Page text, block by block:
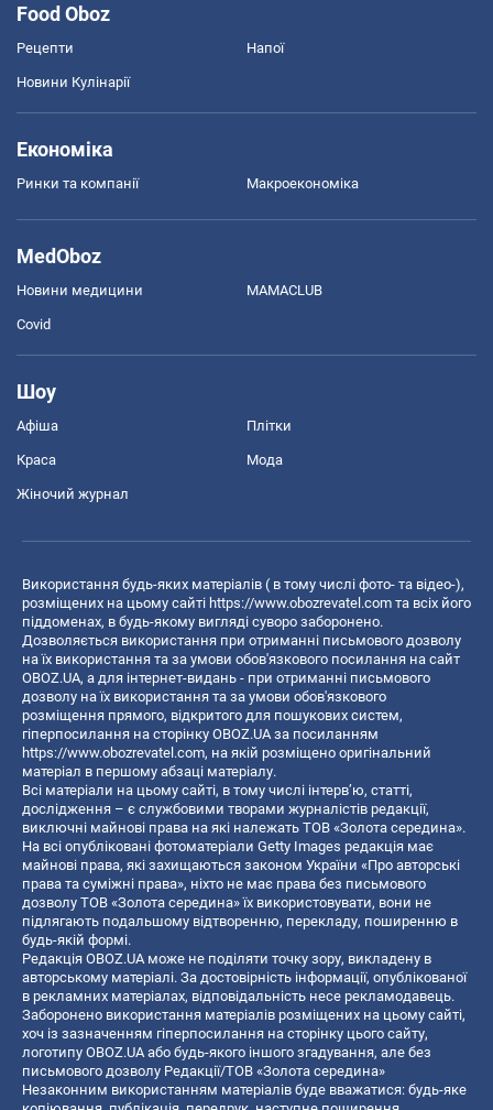
Food Oboz
Рецепти Напої
Новини Кулінарії
Економіка
Ринки та компанії Макроекономіка
MedOboz
Новини медицини MAMACLUB
Covid
Шоу
Афіша Плітки
Краса Мода
Жіночий журнал
Використання будь-яких матеріалів ( в тому числі фото- та відео-),
розміщених на цьому сайті https://www.obozrevatel.com та всіх його
піддоменах, в будь-якому вигляді суворо заборонено.
Дозволяється використання при отриманні письмового дозволу
на їх використання та за умови обов'язкового посилання на сайт
OBOZ.UA, а для інтернет-видань - при отриманні письмового
дозволу на їх використання та за умови обов'язкового
розміщення прямого, відкритого для пошукових систем,
гіперпосилання на сторінку OBOZ.UA за посиланням
https://www.obozrevatel.com, на якій розміщено оригінальний
матеріал в першому абзаці матеріалу.
Всі матеріали на цьому сайті, в тому числі інтерв’ю, статті,
дослідження – є службовими творами журналістів редакції,
виключні майнові права на які належать ТОВ «Золота середина».
На всі опубліковані фотоматеріали Getty Images редакція має
майнові права, які захищаються законом України «Про авторські
права та суміжні права», ніхто не має права без письмового
дозволу ТОВ «Золота середина» їх використовувати, вони не
підлягають подальшому відтворенню, перекладу, поширенню в
будь-якій формі.
Редакція OBOZ.UA може не поділяти точку зору, викладену в
авторському матеріалі. За достовірність інформації, опублікованої
в рекламних матеріалах, відповідальність несе рекламодавець.
Заборонено використання матеріалів розміщених на цьому сайті,
хоч із зазначенням гіперпосилання на сторінку цього сайту,
логотипу OBOZ.UA або будь-якого іншого згадування, але без
письмового дозволу Редакції/ТОВ «Золота середина»
Незаконним використанням матеріалів буде вважатися: будь-яке